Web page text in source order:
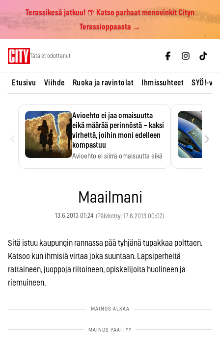
Terassikesä jatkuu! 🍺 Katso parhaat menovinkit Cityn
Terassioppaasta →
Tätä et odottanut
Etusivu Viihde Ruoka ja ravintolat Ihmissuhteet SYÖ!-
Avioehto ei jaa omaisuutta
eikä määrää perinnöstä – kaksi
virhettä, joihin moni edelleen
kompastuu
Avioehto ei siirrä omaisuutta eikä
›
Maailmani
13.6.2013 01:24 (Päivitetty: 17.6.2013 00:02)
Sitä istuu kaupungin rannassa pää tyhjänä tupakkaa polttaen.
Katsoo kun ihmisiä virtaa joka suuntaan. Lapsiperheitä
rattaineen, juoppoja riitoineen, opiskelijoita huolineen ja
riemuineen.